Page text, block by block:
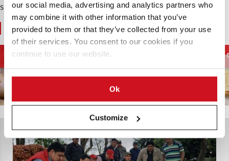
our social media, advertising and analytics partners who
may combine it with other information that you’ve
provided to them or that they’ve collected from your use
of their services. You consent to our cookies if you
continue to use our website.
Ok
Customize
Sponsored Content
You May Also Like
Potato Supply chain
Processing